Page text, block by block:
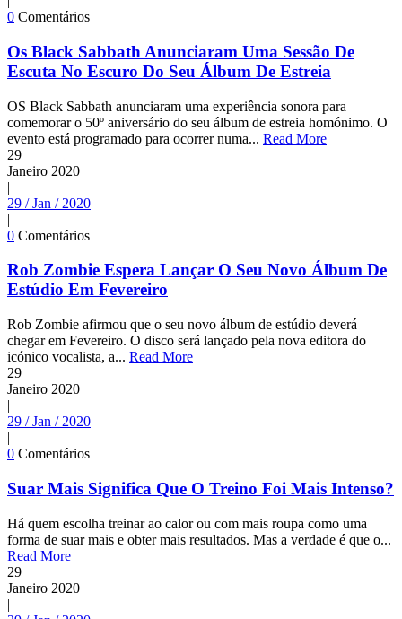
0 Comentários
Os Black Sabbath Anunciaram Uma Sessão De
Escuta No Escuro Do Seu Álbum De Estreia
OS Black Sabbath anunciaram uma experiência sonora para
comemorar o 50º aniversário do seu álbum de estreia homónimo. O
evento está programado para ocorrer numa... Read More
29
Janeiro 2020
|
29 / Jan / 2020
|
0 Comentários
Rob Zombie Espera Lançar O Seu Novo Álbum De
Estúdio Em Fevereiro
Rob Zombie afirmou que o seu novo álbum de estúdio deverá
chegar em Fevereiro. O disco será lançado pela nova editora do
icónico vocalista, a... Read More
29
Janeiro 2020
|
29 / Jan / 2020
|
0 Comentários
Suar Mais Significa Que O Treino Foi Mais Intenso?
Há quem escolha treinar ao calor ou com mais roupa como uma
forma de suar mais e obter mais resultados. Mas a verdade é que o...
Read More
29
Janeiro 2020
|